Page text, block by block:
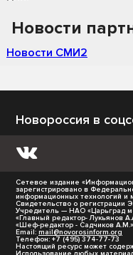
Новости
Новости СМИ2
Новороссия в
Сетевое издание
зарегистрировано в
информационных технологий и
Свидетельство о
Учредитель — НАО «Царьград
«Главный редактор- Лукьянов
«Шеф-редактор - Садчиков А.М.»
Email: mail@novorosinform.org
Телефон: +7 (495) 374-77-73
Настоящий ресурс может